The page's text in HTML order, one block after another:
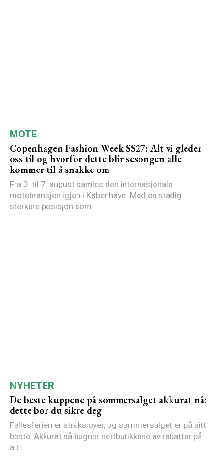
MOTE
Copenhagen Fashion Week SS27: Alt vi gleder
oss til og hvorfor dette blir sesongen alle
kommer til å snakke om
Fra 3. til 7. august samles den internasjonale
motebransjen igjen i København. Med en stadig
sterkere posisjon som...
NYHETER
De beste kuppene på sommersalget akkurat nå:
dette bør du sikre deg
Fellesferien er straks over, og sommersalget er på sitt
beste! Akkurat nå bugner nettbutikkene av rabatter på
alt...